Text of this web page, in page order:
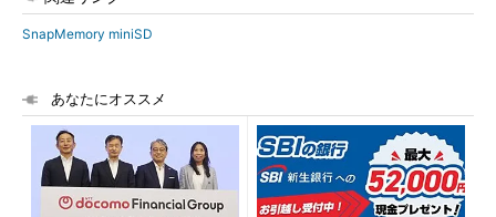
SnapMemory miniSD
あなたにオススメ